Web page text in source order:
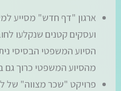
ארגון "דף חדש" מסייע
ועסקים קטנים שנקלעו
הסיוע המשפטי הבסיסי
מהסיוע המשפטי כרוך גם
פרויקט "שכר מצווה" של